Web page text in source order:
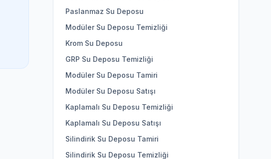
Paslanmaz Su Deposu
Modüler Su Deposu Temizliği
Krom Su Deposu
GRP Su Deposu Temizliği
Modüler Su Deposu Tamiri
Modüler Su Deposu Satışı
Kaplamalı Su Deposu Temizliği
Kaplamalı Su Deposu Satışı
Silindirik Su Deposu Tamiri
Silindirik Su Deposu Temizliği